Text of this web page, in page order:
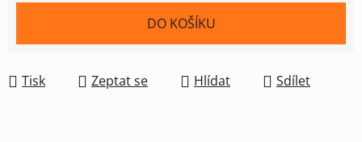
DO KOŠÍKU
Tisk Zeptat se Hlídat Sdílet